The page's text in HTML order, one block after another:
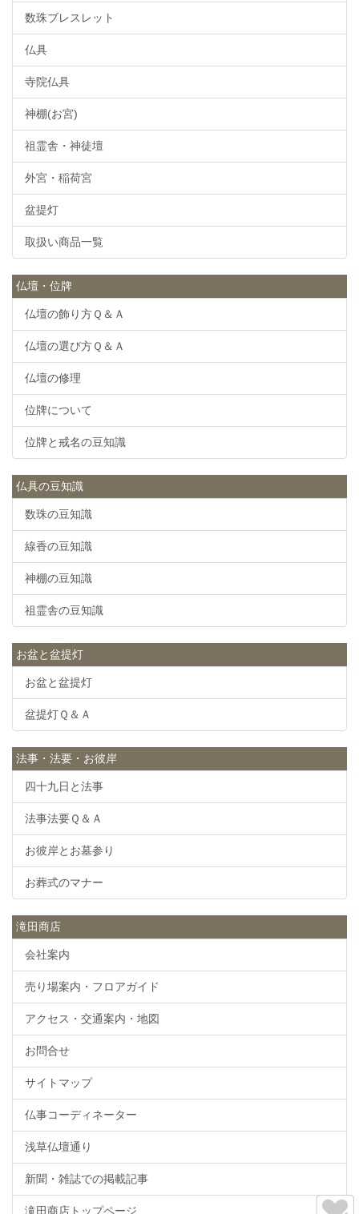
数珠ブレスレット
仏具
寺院仏具
神棚(お宮)
祖霊舎・神徒壇
外宮・稲荷宮
盆提灯
取扱い商品一覧
仏壇・位牌
仏壇の飾り方Ｑ＆Ａ
仏壇の選び方Ｑ＆Ａ
仏壇の修理
位牌について
位牌と戒名の豆知識
仏具の豆知識
数珠の豆知識
線香の豆知識
神棚の豆知識
祖霊舎の豆知識
お盆と盆提灯
お盆と盆提灯
盆提灯Ｑ＆Ａ
法事・法要・お彼岸
四十九日と法事
法事法要Ｑ＆Ａ
お彼岸とお墓参り
お葬式のマナー
滝田商店
会社案内
売り場案内・フロアガイド
アクセス・交通案内・地図
お問合せ
サイトマップ
仏事コーディネーター
浅草仏壇通り
新聞・雑誌での掲載記事
滝田商店トップページ